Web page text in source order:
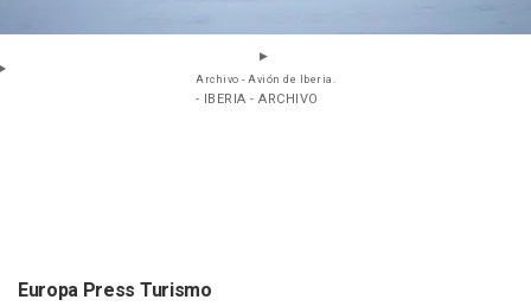
Archivo - Avión de Iberia.
- IBERIA - ARCHIVO
Europa Press Turismo